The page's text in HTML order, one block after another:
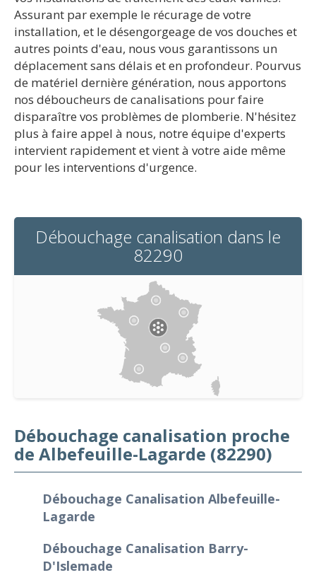
Assurant par exemple le récurage de votre
installation, et le désengorgeage de vos douches et
autres points d'eau, nous vous garantissons un
déplacement sans délais et en profondeur. Pourvus
de matériel dernière génération, nous apportons
nos déboucheurs de canalisations pour faire
disparaître vos problèmes de plomberie. N'hésitez
plus à faire appel à nous, notre équipe d'experts
intervient rapidement et vient à votre aide même
pour les interventions d'urgence.
Débouchage canalisation dans le
82290
Débouchage canalisation proche
de Albefeuille-Lagarde (82290)
Débouchage Canalisation Albefeuille-
Lagarde
Débouchage Canalisation Barry-
D'Islemade